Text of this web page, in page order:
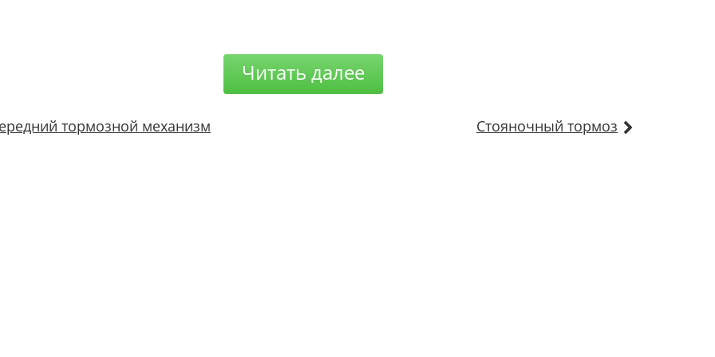
Читать далее
тормозной механизм Стояночный тормоз